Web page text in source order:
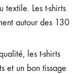
textile. Les t-shirts
autour des 130
les t-shirts
et un bon tissage